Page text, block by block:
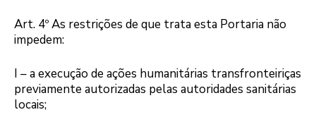
Art. 4º As restrições de que trata esta Portaria não
impedem:
I – a execução de ações humanitárias transfronteiriças
previamente autorizadas pelas autoridades sanitárias
locais;